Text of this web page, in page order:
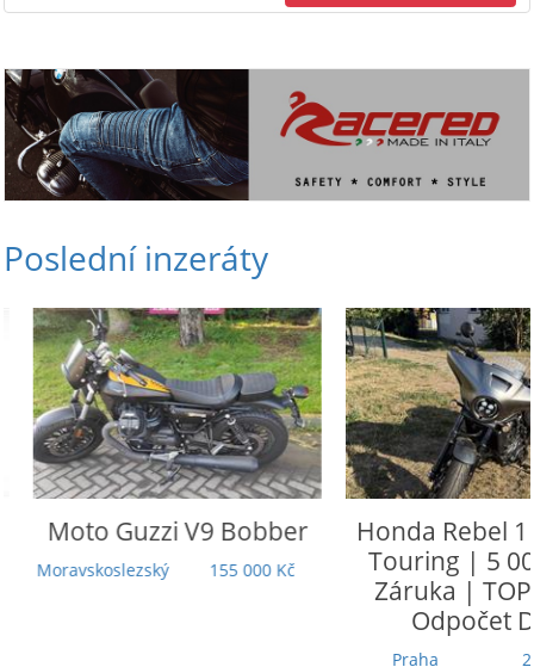
Poslední inzeráty
Moto GuzziV9 Bobber
Moravskoslezský 155 000 Kč
HondaRebel
Touring | 5
Záruka | TOP
Odpočet
Praha